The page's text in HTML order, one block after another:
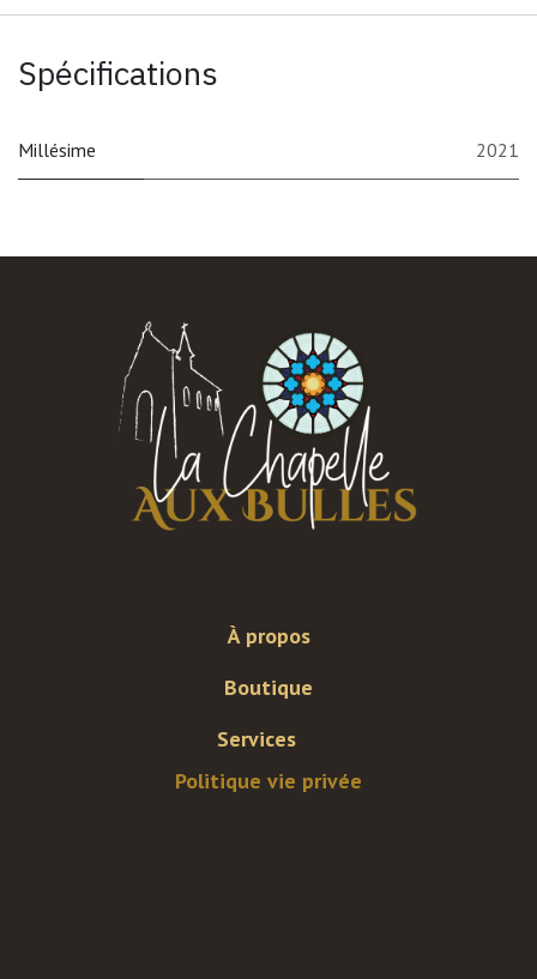
Spécifications
Millésime 2021
À propos
Boutique
Services
Politique vie privée